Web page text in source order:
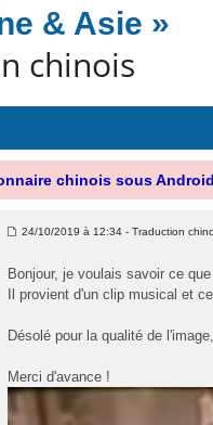
& Asie »
chinois
chinois sous
24/10/2019 à 12:34 - Traduction
Bonjour, je voulais savoir ce
Il provient d'un clip musical et
Désolé pour la qualité de
Merci d'avance !